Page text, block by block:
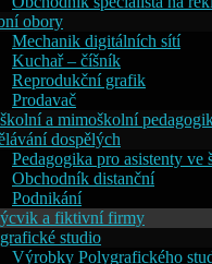
obory
Mechanik digitálních sítí
Kuchař – číšník
Reprodukční grafik
Prodavač
a mimoškolní
dospělých
Pedagogika pro asistenty ve
Obchodník distanční
Podnikání
a fiktivní firmy
studio
Výrobky Polygrafického